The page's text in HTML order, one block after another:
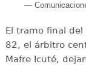
—
El tramo final
82, el árbitro
Mafre Icuté,